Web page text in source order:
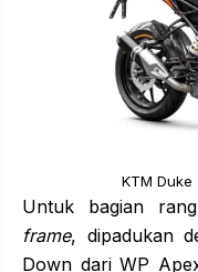
KTM
Untuk bagian
frame, dipadukan
Down dari WP